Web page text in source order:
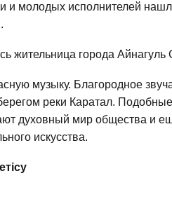
и молодых исполнителей
жительница города
музыку. Благородное
реки Каратал.
духовный мир общества и
искусства.